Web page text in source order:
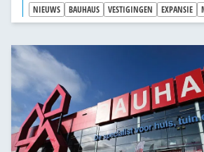
NIEUWS BAUHAUS VESTIGINGEN EXPANSIE